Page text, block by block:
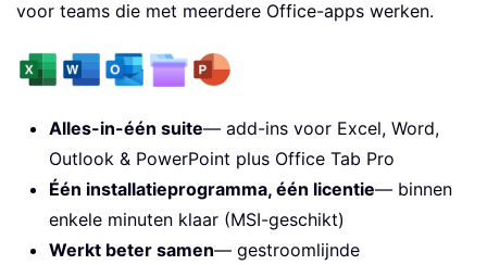
voor teams die met meerdere Office-apps werken.
Alles-in-één suite— add-ins voor Excel, Word,
Outlook & PowerPoint plus Office Tab Pro
Één installatieprogramma, één licentie— binnen
enkele minuten klaar (MSI-geschikt)
Werkt beter samen— gestroomlijnde